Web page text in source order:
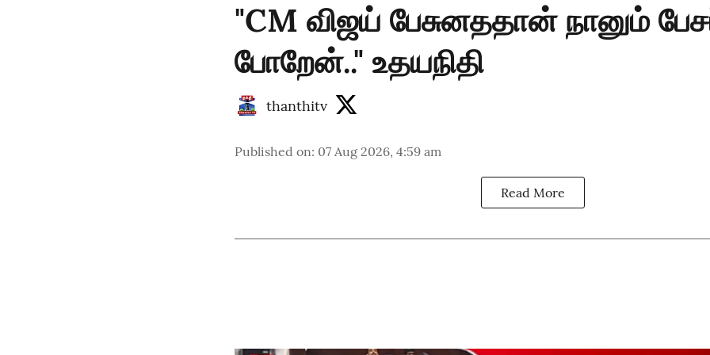
"CM விஜய் பேசுனததான் நானும்
போறேன்.." உதயநிதி
thanthitv
Published on: 07 Aug 2026, 4:59 am
Read More